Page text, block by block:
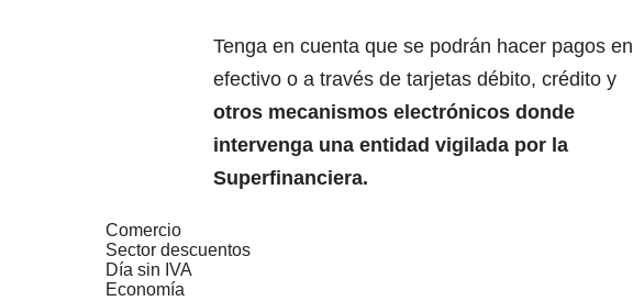
Tenga en cuenta que se podrán hacer pagos en
efectivo o a través de tarjetas débito, crédito y
otros mecanismos electrónicos donde
intervenga una entidad vigilada por la
Superfinanciera.
Comercio
Sector descuentos
Día sin IVA
Economía